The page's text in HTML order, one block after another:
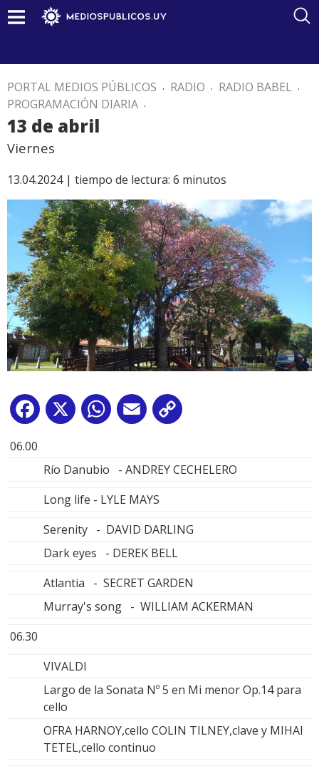
PORTAL MEDIOS PÚBLICOS . RADIO . RADIO BABEL .
PROGRAMACIÓN DIARIA .
13 de abril
Viernes
13.04.2024 | tiempo de lectura: 6 minutos
Facebook
X WhatsApp
Email
06.00
Río Danubio - ANDREY CECHELERO
Long life - LYLE MAYS
Serenity - DAVID DARLING
Dark eyes - DEREK BELL
Atlantia - SECRET GARDEN
Murray's song - WILLIAM ACKERMAN
06.30
VIVALDI
Largo de la Sonata Nº 5 en Mi menor Op.14 para
cello
OFRA HARNOY,cello COLIN TILNEY,clave y MIHAI
TETEL,cello continuo